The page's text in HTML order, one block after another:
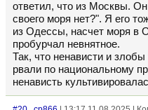
ответил, что из Москвы.
своего моря нет?". Я его
из Одессы, насчет моря в
пробурчал невнятное.
Так, что ненависти и
рвали по национальному
ненависть